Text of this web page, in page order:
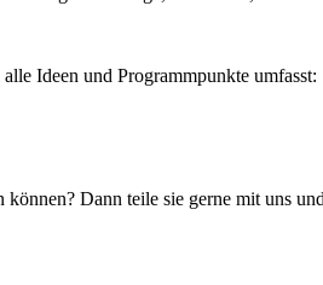
Ideen und Programmpunkte umfasst:
Dann teile sie gerne mit uns